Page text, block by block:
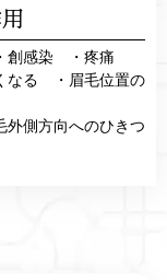
創感染 ・疼痛
なる ・眉毛位置の
側方向へのひきつ